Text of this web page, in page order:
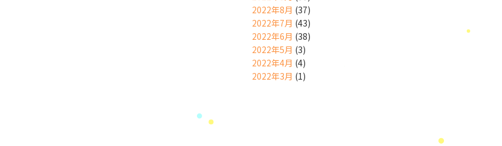
2022年8月 (37)
2022年7月 (43)
2022年6月 (38)
2022年5月 (3)
2022年4月 (4)
2022年3月 (1)